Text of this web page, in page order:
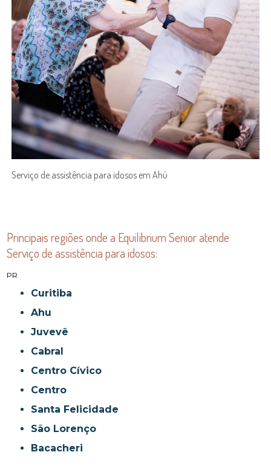
Serviço de assistência para idosos em Ahú
Principais regiões onde a Equilibrium Senior atende
Serviço de assistência para idosos:
PR
Curitiba
Ahu
Juvevê
Cabral
Centro Cívico
Centro
Santa Felicidade
São Lorenço
Bacacheri